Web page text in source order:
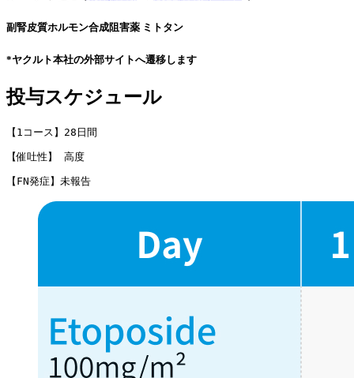
副腎皮質ホルモン合成阻害薬 ミトタン
*ヤクルト本社の外部サイトへ遷移します
投与スケジュール
【1コース】28日間
【催吐性】 高度
【FN発症】未報告